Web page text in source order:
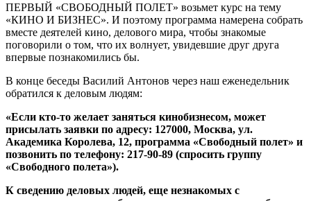
ПЕРВЫЙ «СВОБОДНЫЙ ПОЛЕТ» возьмет курс на тему
«КИНО И БИЗНЕС». И поэтому программа намерена собрать
вместе деятелей кино, делового мира, чтобы знакомые
поговорили о том, что их волнует, увидевшие друг друга
впервые познакомились бы.
В конце беседы Василий Антонов через наш еженедельник
обратился к деловым людям:
«Если кто-то желает заняться кинобизнесом, может
присылать заявки по адресу: 127000, Москва, ул.
Академика Королева, 12, программа «Свободный полет» и
позвонить по телефону: 217-90-89 (спросить группу
«Свободного полета»).
К сведению деловых людей, еще незнакомых с